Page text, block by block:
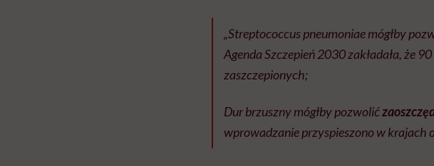
„Streptococcus pneumoniaemógłby
Agenda Szczepień 2030 zakładała, że
zaszczepionych;
Dur brzuszny mógłby pozwolić
wprowadzanie przyspieszono w krajach